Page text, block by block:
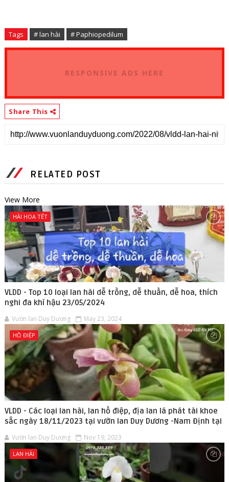
Tags # lan hài # Paphiopedilum
RESPONSIVE ADS HERE
Share This
RELATED POST
View More
HÀI HOA TẾT
VLDD - Top 10 loại lan hài dễ trồng, dễ thuần, dễ hoa, thích
nghi đa khí hậu 23/05/2024
Vườn lan Duy Dương May 23, 2024
HỒ ĐIỆP
VLDD - Các loại lan hài, lan hồ điệp, địa lan lá phát tài khoe
sắc ngày 18/11/2023 tại vườn lan Duy Dương -Nam Định tại
Vườn lan Duy Dương Nov 19, 2023
LAN HÀI